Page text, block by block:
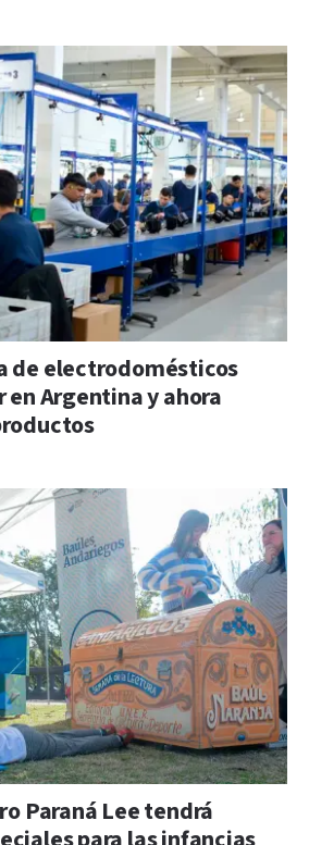
de electrodomésticos
Argentina y ahora
Paraná Lee tendrá